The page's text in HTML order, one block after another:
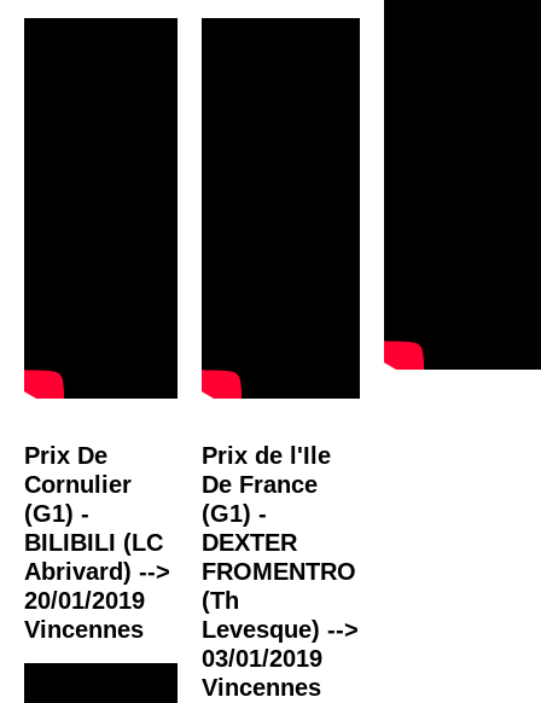
Prix De
Cornulier
(G1) -
BILIBILI (LC
Abrivard) -->
20/01/2019
Vincennes
Prix de l'Ile
De France
(G1) -
DEXTER
FROMENTRO
(Th
Levesque) -->
03/01/2019
Vincennes